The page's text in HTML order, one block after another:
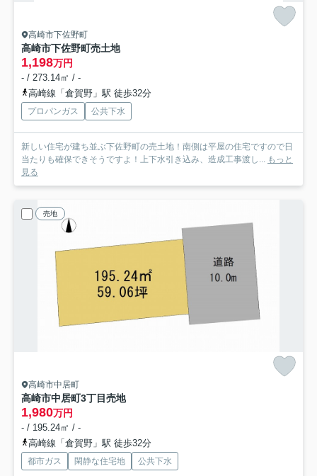
高崎市下佐野町
高崎市下佐野町売土地
1,198万円
- / 273.14㎡ / -
高崎線「倉賀野」駅 徒歩32分
プロパンガス 公共下水
新しい住宅が建ち並ぶ下佐野町の売土地！南側は平屋の住宅ですので日
当たりも確保できそうですよ！上下水引き込み、造成工事渡し...
もっと
見る
売地
高崎市中居町
高崎市中居町3丁目売地
1,980万円
- / 195.24㎡ / -
高崎線「倉賀野」駅 徒歩32分
都市ガス 閑静な住宅地 公共下水